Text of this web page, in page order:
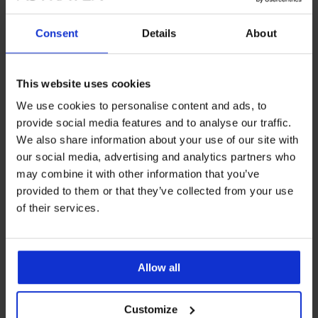
Consent Details About
This website uses cookies
We use cookies to personalise content and ads, to
provide social media features and to analyse our traffic.
We also share information about your use of our site with
our social media, advertising and analytics partners who
may combine it with other information that you’ve
provided to them or that they’ve collected from your use
of their services.
Allow all
Customize
Donji dio sportskog kupaćeg
LIMITED
Kupaće bokserice George
Popust
18,39 €
LIMITED